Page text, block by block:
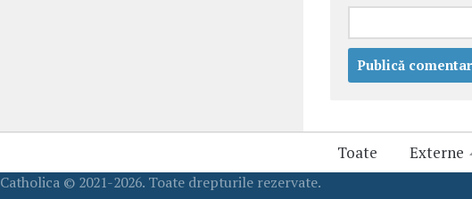
Toate Externe
Catholica © 2021-2026. Toate drepturile rezervate.